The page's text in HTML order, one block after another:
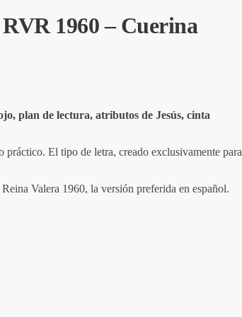
1960 – Cuerina
plan de lectura, atributos de Jesús, cinta
El tipo de letra, creado exclusivamente para
Valera 1960, la versión preferida en español.